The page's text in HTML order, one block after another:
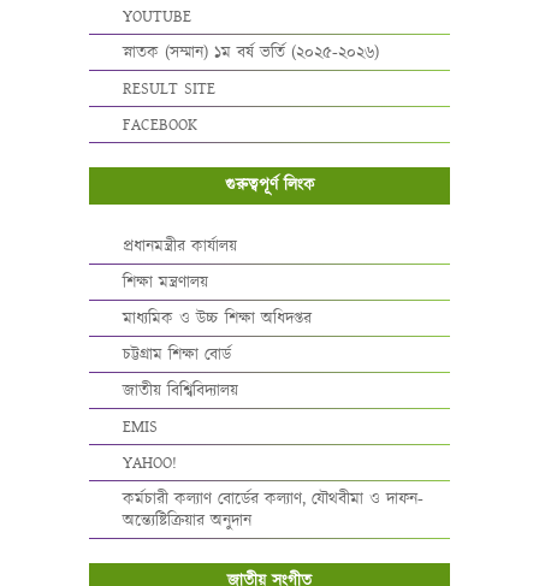
YOUTUBE
স্নাতক (সম্মান) ১ম বর্ষ ভর্তি (২০২৫-২০২৬)
RESULT SITE
FACEBOOK
গুরুত্বপূর্ণ লিংক
প্রধানমন্ত্রীর কার্যালয়
শিক্ষা মন্ত্রণালয়
মাধ্যমিক ও উচ্চ শিক্ষা অধিদপ্তর
চট্টগ্রাম শিক্ষা বোর্ড
জাতীয় বিশ্বিবিদ্যালয়
EMIS
YAHOO!
কর্মচারী কল্যাণ বোর্ডের কল্যাণ, যৌথবীমা ও দাফন-
অন্ত্যেষ্টিক্রিয়ার অনুদান